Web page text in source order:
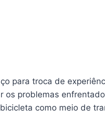
para troca de
os problemas
como meio de